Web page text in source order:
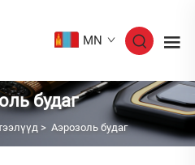
MN
будаг
> Аэрозоль будаг